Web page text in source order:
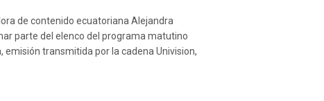
de contenido ecuatoriana Alejandra
parte del elenco del programa matutino
emisión transmitida por la cadena Univision,